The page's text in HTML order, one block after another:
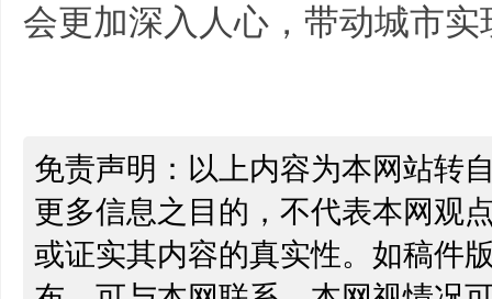
会更加深入人心，带动城市
免责声明：以上内容为本网站转
更多信息之目的，不代表本网观
或证实其内容的真实性。如稿件